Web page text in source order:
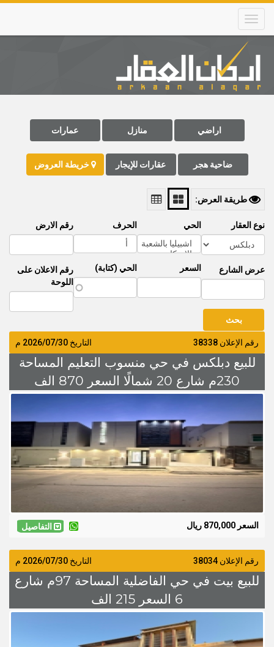
Skip
main
content
Main
navigation
اراضي منازل عمارات
ضاحية هجر عقارات للإيجار خريطة العروض
طريقة العرض:
نوع العقار
عرض الشارع
الحي
السعر
الحرف
الحي (كتابة)
رقم الارض
رقم اﻻعلان على
اللوحة
التاريخ 2026/07/30 م رقم الإعلان 38338
للبيع دبلكس في حي منسوب التعليم المساحة
230م شارع 20 شمالًا السعر 870 الف
التفاصيل السعر 870,000 ريال
التاريخ 2026/07/30 م رقم الإعلان 38034
للبيع بيت في حي الفاضلية المساحة 97م شارع
6 السعر 215 الف